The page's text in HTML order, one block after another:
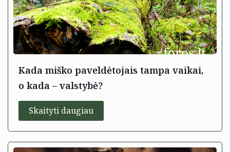
Kada miško paveldėtojais tampa vaikai,
o kada – valstybė?
Skaityti daugiau